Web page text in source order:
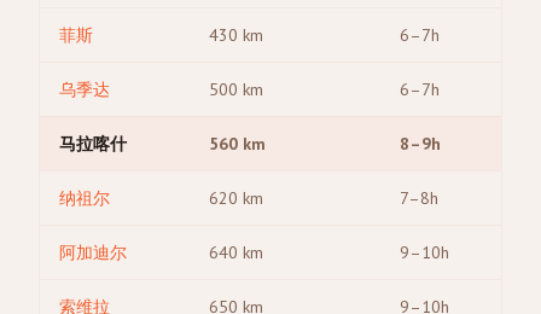
菲斯 430 km 6–7h
乌季达 500 km 6–7h
马拉喀什 560 km 8–9h
纳祖尔 620 km 7–8h
阿加迪尔 640 km 9–10h
索维拉 650 km 9–10h